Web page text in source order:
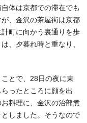
体は京都での滞在でも
、金沢の茶屋街は京都
町に向かう裏通りを歩
、夕暮れ時と重なり、
とで、28日の夜に東
ったところに顔を出
料理に、金沢の治部煮
しました。そうなので